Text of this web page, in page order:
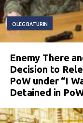
OLEG BATURIN
Enemy There
Decision to
PoW under “I
Detained in